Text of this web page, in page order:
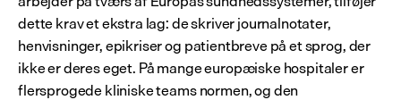
dette krav et ekstra lag: de skriver journalnotater,
henvisninger, epikriser og patientbreve på et sprog, der
ikke er deres eget. På mange europæiske hospitaler er